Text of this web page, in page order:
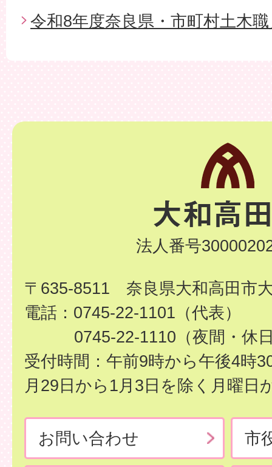
令和8年度奈良県・市町村土木
法人番号
〒635-8511 奈良県大和高田市
電話：0745-22-1101（代表）
0745-22-1110（夜間・休
受付時間：午前9時から午後4時
月29日から1月3日を除く月曜日
お問い合わせ 市